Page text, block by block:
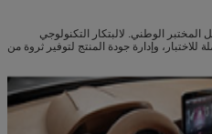
دليل المختبر الوطني. لالبتكار التكنولوجي
وإدارة جودة المنتج لتوفير ثروة من